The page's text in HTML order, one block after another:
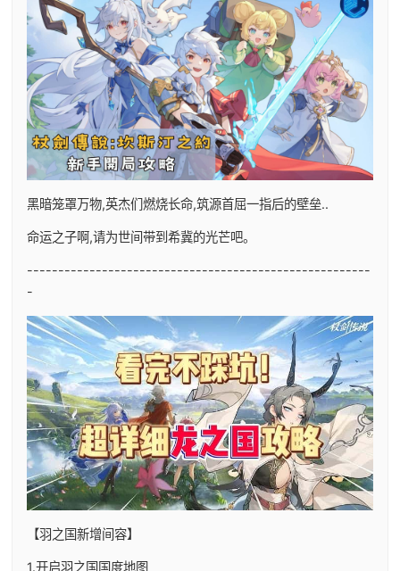
黑暗笼罩万物,英杰们燃烧长命,筑源首屈一指后的壁垒..
命运之子啊,请为世间带到希冀的光芒吧。
-------------------------------------------------------
-
【羽之国新增间容】
1.开启羽之国国度地图